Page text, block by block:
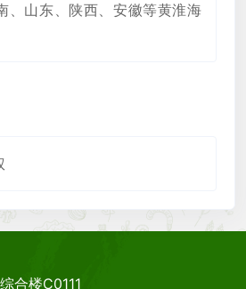
、山东、陕西、安徽等黄淮海
合楼C0111